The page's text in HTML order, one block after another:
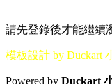
請先登錄後才能繼續
模板設計 by Duckart
Powered by Duckart